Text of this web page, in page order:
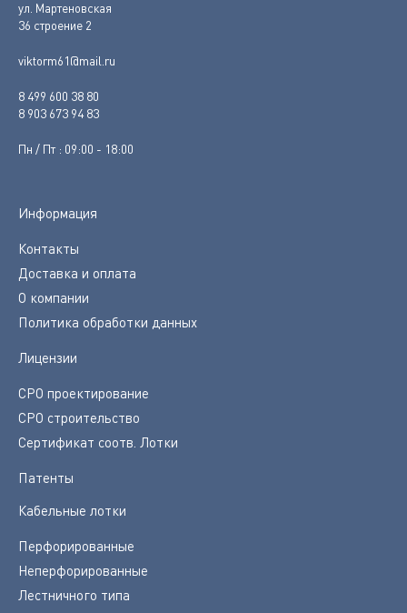
ул. Мартеновская
36 строение 2
viktorm61@mail.ru
8 499 600 38 80
8 903 673 94 83
Пн / Пт : 09:00 - 18:00
Информация
Контакты
Доставка и оплата
О компании
Политика обработки данных
Лицензии
СРО проектирование
СРО строительство
Сертификат соотв. Лотки
Патенты
Кабельные лотки
Перфорированные
Неперфорированные
Лестничного типа